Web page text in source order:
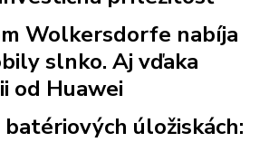
Wolkersdorfe nabíja
slnko. Aj vďaka
od Huawei
batériových úložiskách: